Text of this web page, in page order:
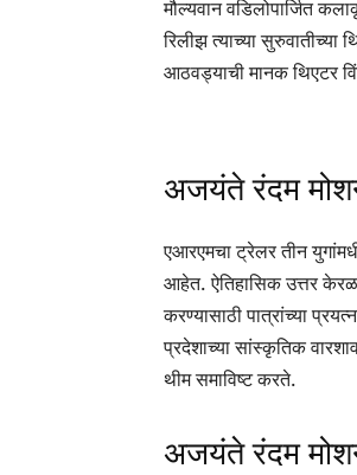
मौल्यवान वडिलोपार्जित
रिलीझ त्याच्या
आठवड्याची मानक थिएटर
अजयंते रंदम
एआरएमचा ट्रेलर तीन
आहेत. ऐतिहासिक उत्तर
करण्यासाठी पात्रांच्या
प्रदेशाच्या सांस्कृतिक
थीम समाविष्ट करते.
अजयंते रंदम